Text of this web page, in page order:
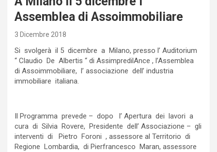
Assemblea di Assoimmobiliare
3 Dicembre 2018
Si svolgerà il 5 dicembre a Milano, presso l’ Auditorium
“ Claudio De Albertis “ di AssimpredilAnce , l’Assemblea
di Assoimmobiliare, l’ associazione dell’ industria
immobiliare italiana.
Il Programma prevede – dopo l’ Apertura dei lavori a
cura di Silvia Rovere, Presidente dell’ Associazione – gli
interventi di Pietro Foroni , assessore al Territorio di
Regione Lombardia, di Pierfrancesco Maran, assessore